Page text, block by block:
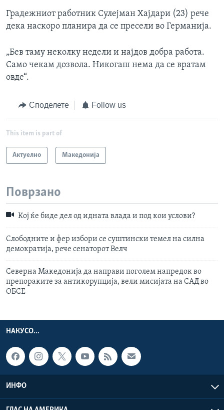
Градежниот работник Сулејман Хајдари (23) рече
дека наскоро планира да се пресели во Германија.
„Бев таму неколку недели и најдов добра работа.
Само чекам дозвола. Никогаш нема да се вратам
овде“.
Споделете Follow us
This item is part of
Актуелно Македонија
Поврзано
Кој ќе биде дел од идната влада и под кои услови?
Слободните и фер избори се суштински темел на силна
демократија, рече сенаторот Велч
Северна Македонија да направи поголем напредок во
препораките за антикорупција, вели мисијата на САД во
ОБСЕ
НАКУСО...
ИНФО